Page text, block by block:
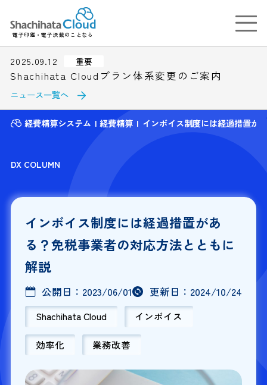
電子印鑑・電子決裁のことなら
2025.09.12 重要
Shachihata Cloudプラン体系変更のご案内
ニュース一覧へ
経費精算システム 経費精算 インボイス制度には経過措置が
DX COLUMN
インボイス制度には経過措置があ
る？免税事業者の対応方法とともに
解説
公開日： 2023/06/01 更新日： 2024/10/24
Shachihata Cloud インボイス
効率化 業務改善